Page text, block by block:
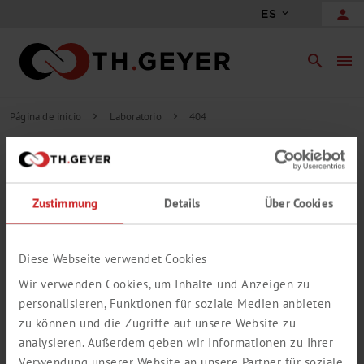
Zustimmung Details Über Cookies
Diese Webseite verwendet Cookies
Wir verwenden Cookies, um Inhalte und Anzeigen zu
personalisieren, Funktionen für soziale Medien anbieten
zu können und die Zugriffe auf unsere Website zu
analysieren. Außerdem geben wir Informationen zu Ihrer
ES person
search menu
Página de inicio chevron_right Laboratorio chevron_right 404
404
LAMENTABLEMENTE, ESTA PÁGINA YA
NO ESTÁ DISPONIBLE
encontrar.
información que busca.